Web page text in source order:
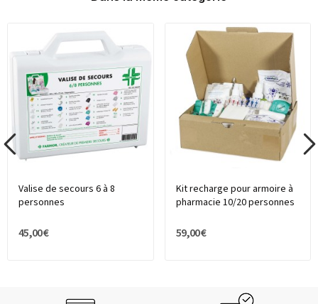
Valise de secours 6 à 8
personnes
45,00 €
Kit recharge pour armoire à
pharmacie 10/20 personnes
59,00 €